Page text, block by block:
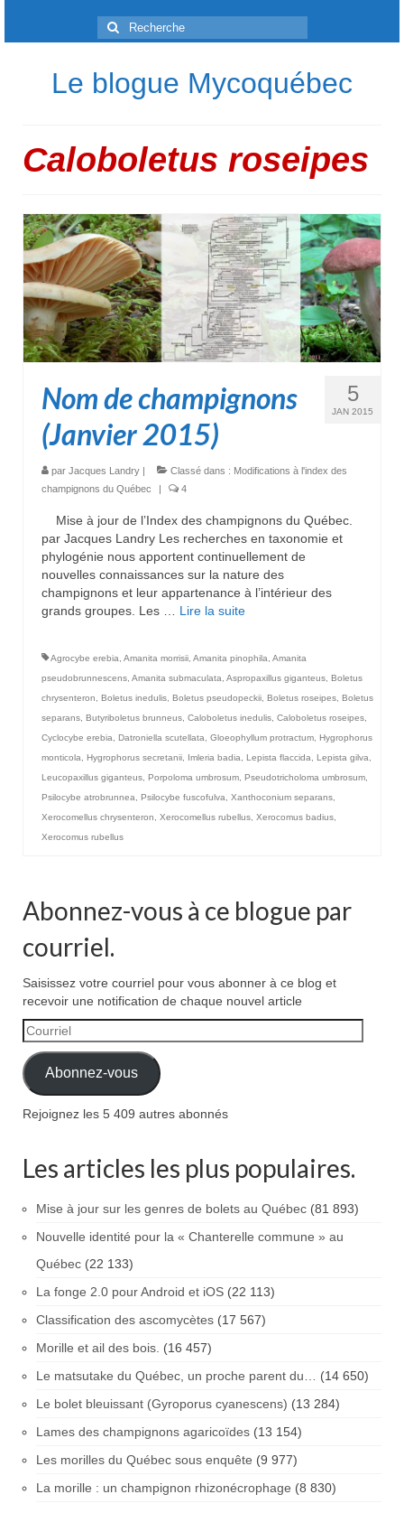
Rechercher
:
Le blogue Mycoquébec
Caloboletus roseipes
5
JAN 2015
Nom de champignons
(Janvier 2015)
par Jacques Landry | Classé dans : Modifications à l'index des
champignons du Québec
| 4
Mise à jour de l’Index des champignons du Québec.
par Jacques Landry Les recherches en taxonomie et
phylogénie nous apportent continuellement de
nouvelles connaissances sur la nature des
champignons et leur appartenance à l’intérieur des
grands groupes. Les … Lire la suite­­
Agrocybe erebia Amanita morrisii Amanita pinophila Amanita
pseudobrunnescens Amanita submaculata Aspropaxillus giganteus Boletus
chrysenteron
Boletus inedulis Boletus pseudopeckii Boletus roseipes Boletus
separans Butyriboletus brunneus Caloboletus inedulis Caloboletus roseipes
Cyclocybe erebia
Datroniella scutellata Gloeophyllum protractum Hygrophorus
monticola
Hygrophorus secretanii Imleria badia Lepista flaccida Lepista gilva
Leucopaxillus giganteus Porpoloma umbrosum Pseudotricholoma umbrosum
Psilocybe atrobrunnea
Psilocybe fuscofulva Xanthoconium separans
Xerocomellus chrysenteron
Xerocomellus rubellus Xerocomus badius
Xerocomus rubellus
Abonnez-vous à ce blogue par
courriel.
Saisissez votre courriel pour vous abonner à ce blog et
recevoir une notification de chaque nouvel article
Courriel
Abonnez-vous
Rejoignez les 5 409 autres abonnés
Les articles les plus populaires.
Mise à jour sur les genres de bolets au Québec (81 893)
Nouvelle identité pour la « Chanterelle commune » au
Québec (22 133)
La fonge 2.0 pour Android et iOS (22 113)
Classification des ascomycètes (17 567)
Morille et ail des bois. (16 457)
Le matsutake du Québec, un proche parent du…
(14 650)
Le bolet bleuissant (Gyroporus cyanescens) (13 284)
Lames des champignons agaricoïdes (13 154)
Les morilles du Québec sous enquête (9 977)
La morille : un champignon rhizonécrophage (8 830)